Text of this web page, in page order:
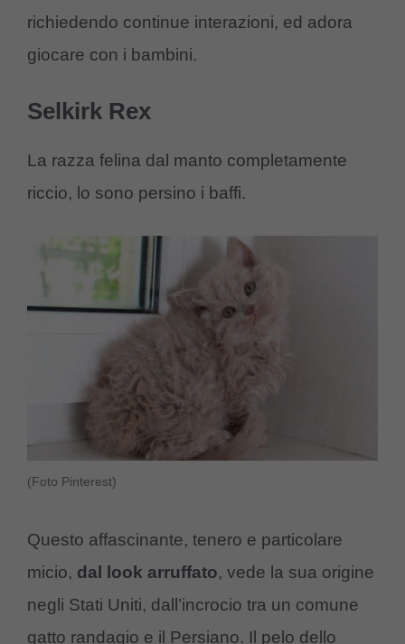
richiedendo continue interazioni, ed adora
giocare con i bambini.
Selkirk Rex
La razza felina dal manto completamente
riccio, lo sono persino i baffi.
(Foto Pinterest)
Questo affascinante, tenero e particolare
micio, dal look arruffato, vede la sua origine
negli Stati Uniti, dall’incrocio tra un comune
gatto randagio e il Persiano. Il pelo dello